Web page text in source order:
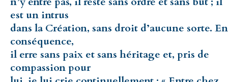
est un intrus
dans la Création, sans droit d’aucune sorte. En
conséquence,
il erre sans paix et sans héritage et, pris de
compassion pour